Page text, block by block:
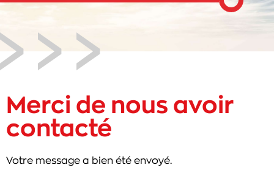
Merci de nous avoir
contacté
Votre message a bien été envoyé.